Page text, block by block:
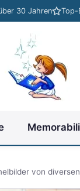
30 Jahren Top-
von